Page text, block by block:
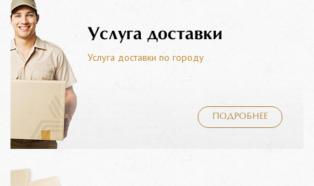
Услуга доставки
Услуга доставки по городу
ПОДРОБНЕЕ